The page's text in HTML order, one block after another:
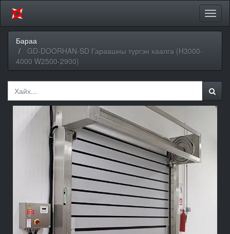
Бараа
GD-DOORHAN-SD Гараашны түргэн хаалга (H3000-
4000 W2500-2900)